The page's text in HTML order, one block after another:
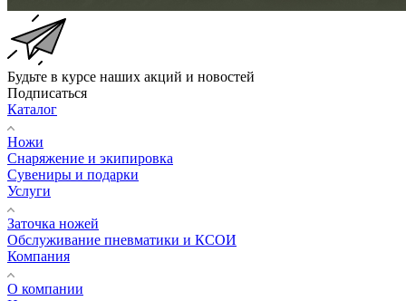
Будьте в курсе наших акций и новостей
Подписаться
Каталог
Ножи
Снаряжение и экипировка
Сувениры и подарки
Услуги
Заточка ножей
Обслуживание пневматики и КСОИ
Компания
О компании